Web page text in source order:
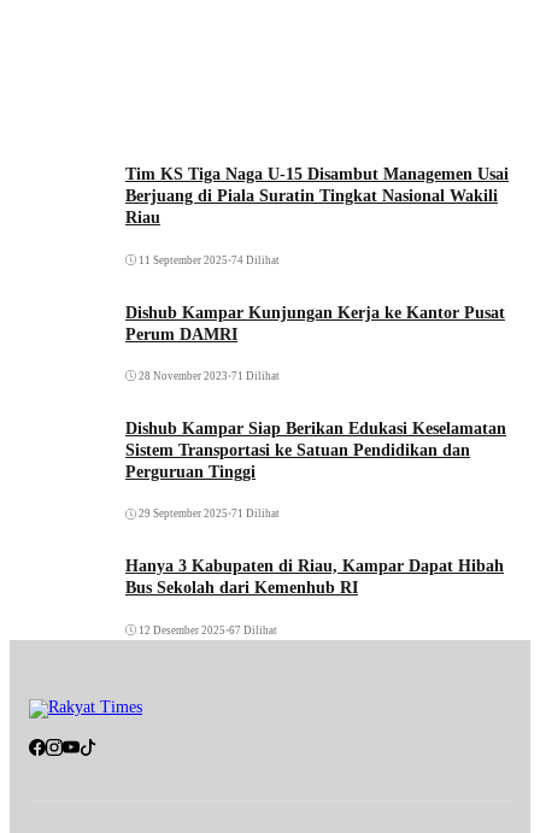
Tim KS Tiga Naga U-15 Disambut Managemen Usai
Berjuang di Piala Suratin Tingkat Nasional Wakili
Riau
11 September 2025 •74 Dilihat
Dishub Kampar Kunjungan Kerja ke Kantor Pusat
Perum DAMRI
28 November 2023 •71 Dilihat
Dishub Kampar Siap Berikan Edukasi Keselamatan
Sistem Transportasi ke Satuan Pendidikan dan
Perguruan Tinggi
29 September 2025 •71 Dilihat
Hanya 3 Kabupaten di Riau, Kampar Dapat Hibah
Bus Sekolah dari Kemenhub RI
12 Desember 2025 •67 Dilihat